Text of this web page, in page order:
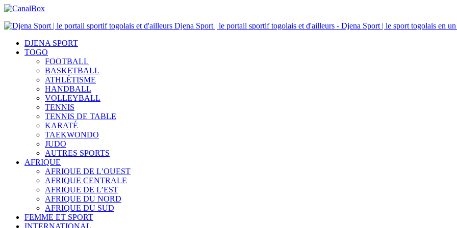
Djena Sport | le portail sportif togolais et d'ailleurs - Djena Sport | le sport togolais en
DJENA SPORT
TOGO
FOOTBALL
BASKETBALL
ATHLÉTISME
HANDBALL
VOLLEYBALL
TENNIS
TENNIS DE TABLE
KARATÉ
TAEKWONDO
JUDO
AUTRES SPORTS
AFRIQUE
AFRIQUE DE L’OUEST
AFRIQUE CENTRALE
AFRIQUE DE L’EST
AFRIQUE DU NORD
AFRIQUE DU SUD
FEMME ET SPORT
INTERNATIONAL